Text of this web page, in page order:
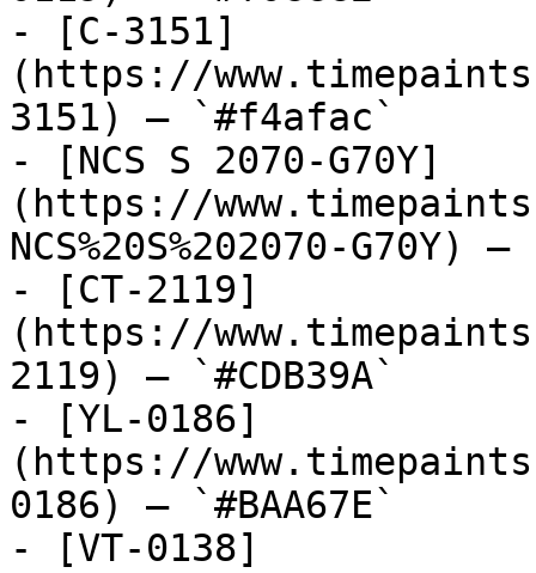
- [C-3151]
(https://
3151) — `#f4afac`
- [NCS S 2070-G70Y]
(https://
NCS%20S%202070-G70Y)
- [CT-2119]
(https://
2119) — `#CDB39A`
- [YL-0186]
(https://
0186) — `#BAA67E`
- [VT-0138]